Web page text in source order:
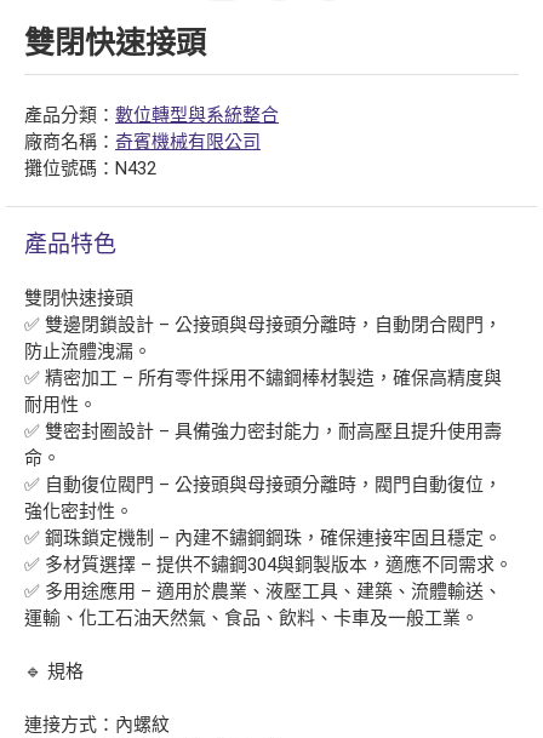
雙閉快速接頭
產品分類： 數位轉型與系統整合
廠商名稱： 奇賓機械有限公司
攤位號碼：N432
產品特色
雙閉快速接頭
✅ 雙邊閉鎖設計 – 公接頭與母接頭分離時，自動閉合閥門，
防止流體洩漏。
✅ 精密加工 – 所有零件採用不鏽鋼棒材製造，確保高精度與
耐用性。
✅ 雙密封圈設計 – 具備強力密封能力，耐高壓且提升使用壽
命。
✅ 自動復位閥門 – 公接頭與母接頭分離時，閥門自動復位，
強化密封性。
✅ 鋼珠鎖定機制 – 內建不鏽鋼鋼珠，確保連接牢固且穩定。
✅ 多材質選擇 – 提供不鏽鋼304與銅製版本，適應不同需求。
✅ 多用途應用 – 適用於農業、液壓工具、建築、流體輸送、
運輸、化工石油天然氣、食品、飲料、卡車及一般工業。
🔹 規格
連接方式：內螺紋